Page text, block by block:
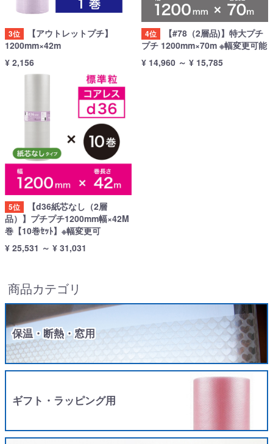
3位
【アウトレットプチ】
1200mm×42m
¥ 2,156
4位
【#78（2層品)】特大プチ
プチ 1200mm×70m ※幅変更可能
¥ 14,960 ～ ¥ 15,785
5位
【d36紙芯なし（2層
品）】プチプチ1200mm幅×42M
巻【10巻ｾｯﾄ】※幅変更可
¥ 25,531 ～ ¥ 31,031
商品カテゴリ
保温・断熱・窓用
ギフト・ラッピング用